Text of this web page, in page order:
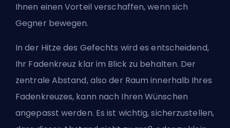
Ihnen einen Vorteil verschaffen, wenn sich
Gegner bewegen.
In der Hitze des Gefechts wird es entscheidend,
Ihr Fadenkreuz klar im Blick zu behalten. Der
zentrale Abstand, also der Raum innerhalb Ihres
Fadenkreuzes, kann nach Ihren Wünschen
angepasst werden. Es ist wichtig, sicherzustellen,